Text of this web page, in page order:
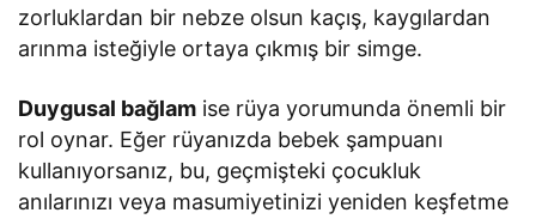
zorluklardan bir nebze olsun kaçış, kaygılardan
arınma isteğiyle ortaya çıkmış bir simge.
Duygusal bağlam ise rüya yorumunda önemli bir
rol oynar. Eğer rüyanızda bebek şampuanı
kullanıyorsanız, bu, geçmişteki çocukluk
anılarınızı veya masumiyetinizi yeniden keşfetme